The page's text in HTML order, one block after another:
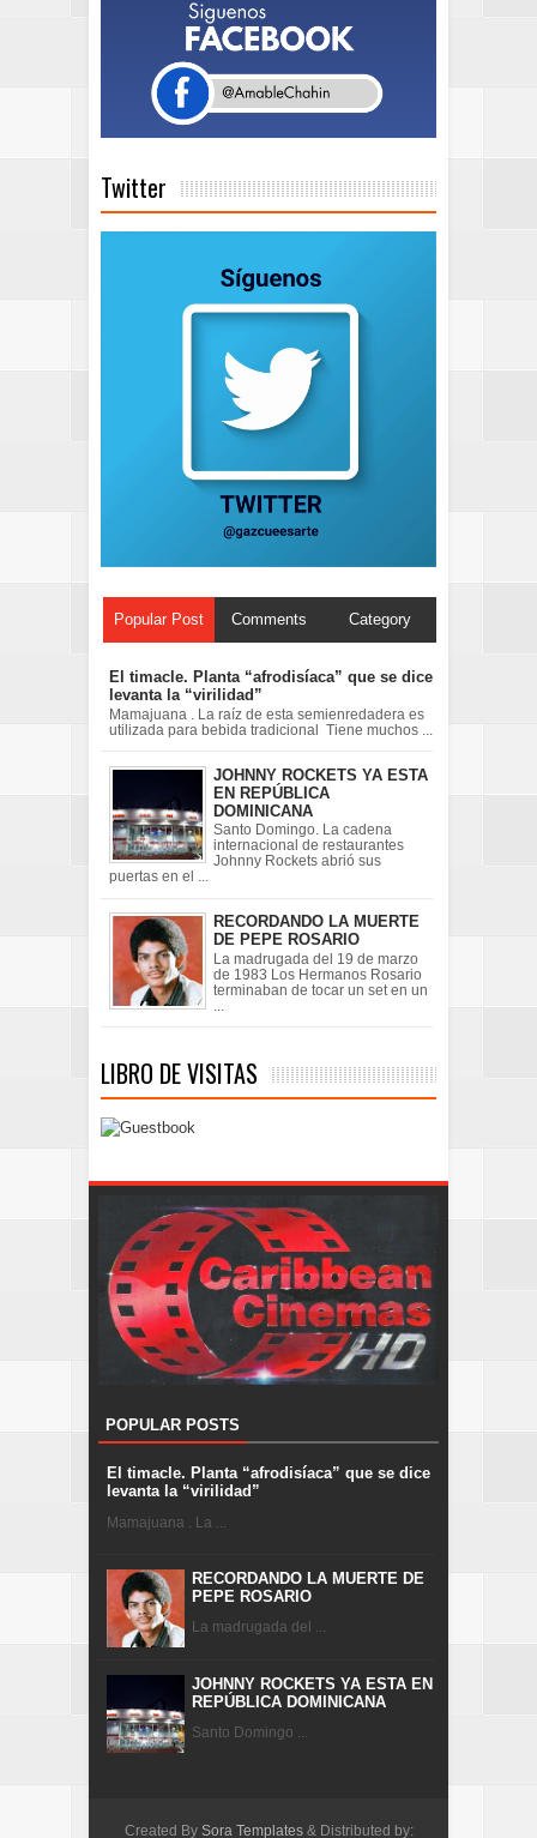
Twitter
Popular Post Comments Category
El timacle. Planta “afrodisíaca” que se dice
levanta la “virilidad”
Mamajuana . La raíz de esta semienredadera es
utilizada para bebida tradicional Tiene muchos ...
JOHNNY ROCKETS YA ESTA
EN REPÚBLICA
DOMINICANA
Santo Domingo. La cadena
internacional de restaurantes
Johnny Rockets abrió sus
puertas en el ...
RECORDANDO LA MUERTE
DE PEPE ROSARIO
La madrugada del 19 de marzo
de 1983 Los Hermanos Rosario
terminaban de tocar un set en un
LIBRO DE VISITAS
POPULAR POSTS
El timacle. Planta “afrodisíaca” que se dice
levanta la “virilidad”
Mamajuana . La ...
RECORDANDO LA MUERTE DE
PEPE ROSARIO
La madrugada del ...
JOHNNY ROCKETS YA ESTA EN
REPÚBLICA DOMINICANA
Santo Domingo ...
Created By Sora Templates& Distributed by: